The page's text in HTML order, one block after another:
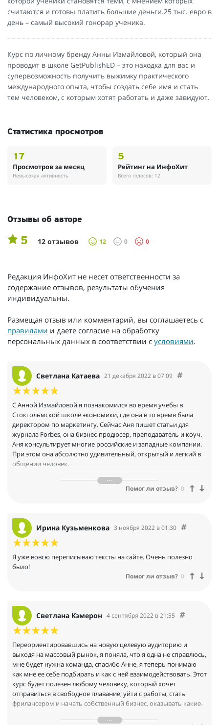
считаются и готовы платить большие деньги.25 тыс. евро в
день – самый высокий гонорар ученика.
Курс по личному бренду Анны Измайловой, который она
проводит в школе GetPublishED – это находка для вас и
супервозможность получить выжимку практического
международного опыта, чтобы создать себе имя и стать
тем человеком, с которым хотят работать и даже завидуют.
Статистика просмотров
17
Просмотров за месяц
Невысокая активность
5
Рейтинг на ИнфоХит
Всего голосов: 12
Отзывы об авторе
5 12 отзывов 12 0 0
Редакция ИнфоХит не несет ответственности за
содержание отзывов, результаты обучения
индивидуальны.
Размещая отзыв или комментарий, вы соглашаетесь с
правилами и даете согласие на обработку
персональных данных в соответствии с условиями.
Светлана Катаева 21 декабря 2022 в 07:09
С Анной Измайловой я познакомился во время учебы в
Стокгольмской школе экономики, где она в то время была
директором по маркетингу. Сейчас Аня пишет статьи для
журнала Forbes, она бизнес-продюсер, преподаватель и коуч.
Аня консультирует многие российские и западные компании.
При этом она абсолютно удивительный, открытый и легкий в
общении человек.
ВЫПУСКНИК SSE EMBA
Я всегда была уверена в том, что особенно для женщины
без ущерба для личной жизни. Согласна с автором на все 100%,
что «личный бренд — это, в первую очередь, про счастье».
Оксана Евдокимова
Много интересных минут, много заданий на подумать, много
ярких примеров и целый багаж эмоций и впечатлений.
Персональному бренду жить и развиваться. Благодарим
Помог ли отзыв? 0
Ирина Кузьменкова 3 ноября 2022 в 01:30
Я уже вовсю переписываю тексты на сайте. Очень полезно
было!
Помог ли отзыв? 0
Светлана Кэмерон 4 сентября 2022 в 21:55
Переориентировавшись на новую целевую аудиторию и
выходя на массовый рынок, я поняла, что я одна не справлюсь,
мне будет нужна команда, спасибо Анне, я теперь понимаю
как мне ее себе подбирать и как с ней взаимодействовать. Этот
курс будет полезен любому человеку, который хочет
отправиться в свободное плавание, уйти с работы, стать
фрилансером и начать собственный бизнес, оказывать какие-
профессии, который хочет себя развивать, реализовывать и